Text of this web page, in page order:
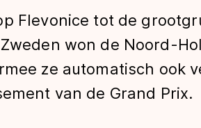
Flevonice tot de
won de Noord-
ze automatisch ook
van de Grand Prix.